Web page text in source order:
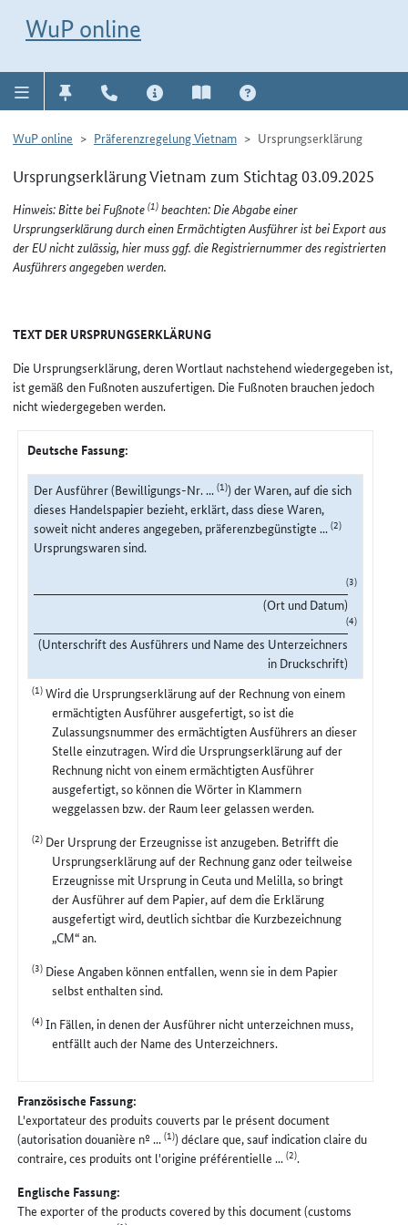
WuP online
WuP online Präferenzregelung Vietnam Ursprungserklärung
Ursprungserklärung Vietnam zum Stichtag 03.09.2025
Hinweis: Bitte bei Fußnote(1)beachten: Die Abgabe einer
Ursprungserklärung durch einen Ermächtigten Ausführer ist bei Export aus
der EU nicht zulässig, hier muss ggf. die Registriernummer des registrierten
Ausführers angegeben werden.
TEXT DER URSPRUNGSERKLÄRUNG
Die Ursprungserklärung, deren Wortlaut nachstehend wiedergegeben ist,
ist gemäß den Fußnoten auszufertigen. Die Fußnoten brauchen jedoch
nicht wiedergegeben werden.
Deutsche Fassung:
Der Ausführer (Bewilligungs-Nr. ...(1)) der Waren, auf die sich
dieses Handelspapier bezieht, erklärt, dass diese Waren,
soweit nicht anderes angegeben, präferenzbegünstigte ...(2)
Ursprungswaren sind.
(3)
(Ort und Datum)
(4)
(Unterschrift des Ausführers und Name des Unterzeichners
in Druckschrift)
(1)Wird die Ursprungserklärung auf der Rechnung von einem
ermächtigten Ausführer ausgefertigt, so ist die
Zulassungsnummer des ermächtigten Ausführers an dieser
Stelle einzutragen. Wird die Ursprungserklärung auf der
Rechnung nicht von einem ermächtigten Ausführer
ausgefertigt, so können die Wörter in Klammern
weggelassen bzw. der Raum leer gelassen werden.
(2) Der Ursprung der Erzeugnisse ist anzugeben. Betrifft die
Ursprungserklärung auf der Rechnung ganz oder teilweise
Erzeugnisse mit Ursprung in Ceuta und Melilla, so bringt
der Ausführer auf dem Papier, auf dem die Erklärung
ausgefertigt wird, deutlich sichtbar die Kurzbezeichnung
„CM“ an.
(3) Diese Angaben können entfallen, wenn sie in dem Papier
selbst enthalten sind.
(4)In Fällen, in denen der Ausführer nicht unterzeichnen muss,
entfällt auch der Name des Unterzeichners.
Französische Fassung:
L'exportateur des produits couverts par le présent document
(autorisation douanière nº ...(1)) déclare que, sauf indication claire du
contraire, ces produits ont l'origine préférentielle ...(2).
Englische Fassung:
The exporter of the products covered by this document (customs